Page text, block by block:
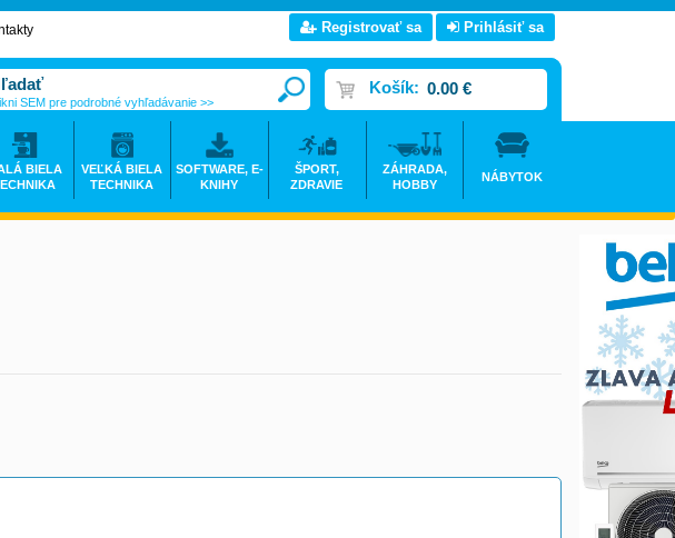
Registrovať sa Prihlásiť sa
Košík: 0.00 €
SEM pre podrobné vyhľadávanie >>
BIELA
VEĽKÁ BIELA
TECHNIKA
SOFTWARE, E-
KNIHY
ŠPORT,
ZDRAVIE
ZÁHRADA,
HOBBY
NÁBYTOK